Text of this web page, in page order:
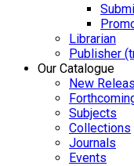
Librarian
Publisher
Our Catalogue
New
Subjects
Collections
Journals
Events